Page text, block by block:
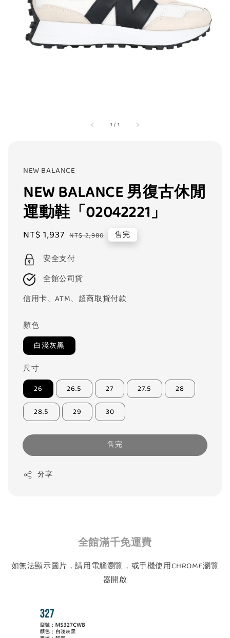
1 / 1
NEW BALANCE
NEW BALANCE 男復古休閒
運動鞋「02042221」
Sale
NT$ 1,937 Regular
NT$ 2,980 售完
安全支付
全館公司貨
信用卡、ATM、超商取貨付款
顏色
白淺灰黑
尺寸
26 26.5 27 27.5 28
28.5 29 30
售完
分享
全館滿千免運費
如無法顯示圖片，請用電腦瀏覽，或手機使用CHROME瀏覽
器開啟